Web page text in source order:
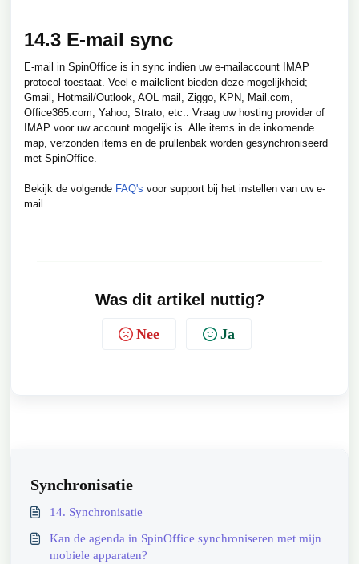
14.3 E-mail sync
E-mail in SpinOffice is in sync indien uw e-mailaccount IMAP
protocol toestaat. Veel e-mailclient bieden deze mogelijkheid;
Gmail, Hotmail/Outlook, AOL mail, Ziggo, KPN, Mail.com,
Office365.com, Yahoo, Strato, etc.. Vraag uw hosting provider of
IMAP voor uw account mogelijk is. Alle items in de inkomende
map, verzonden items en de prullenbak worden gesynchroniseerd
met SpinOffice.
Bekijk de volgende FAQ's voor support bij het instellen van uw e-
mail.
Was dit artikel nuttig?
Nee Ja
Synchronisatie
14. Synchronisatie
Kan de agenda in SpinOffice synchroniseren met mijn
mobiele apparaten?